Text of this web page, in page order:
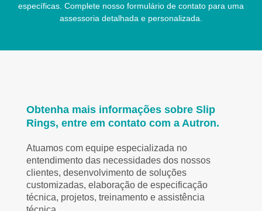
específicas. Complete nosso formulário de contato para uma
assessoria detalhada e personalizada.
Obtenha mais informações sobre Slip
Rings, entre em contato com a Autron.
Atuamos com equipe especializada no
entendimento das necessidades dos nossos
clientes, desenvolvimento de soluções
customizadas, elaboração de especificação
técnica, projetos, treinamento e assistência